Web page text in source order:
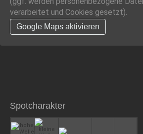
verarbeitet und Cookies gesetzt).
Google Maps aktivieren
Spotcharakter